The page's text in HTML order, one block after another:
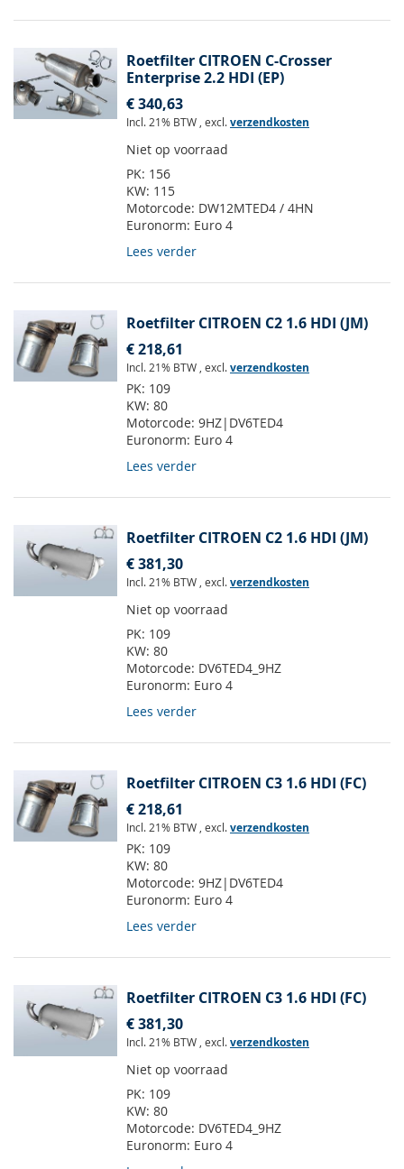
Roetfilter CITROEN C-Crosser
Enterprise 2.2 HDI (EP)
€ 340,63
Incl. 21% BTW , excl.verzendkosten
Niet op voorraad
PK: 156
KW: 115
Motorcode: DW12MTED4 / 4HN
Euronorm: Euro 4
Lees verder
Roetfilter CITROEN C2 1.6 HDI (JM)
€ 218,61
Incl. 21% BTW , excl.verzendkosten
PK: 109
KW: 80
Motorcode: 9HZ|DV6TED4
Euronorm: Euro 4
Lees verder
Roetfilter CITROEN C2 1.6 HDI (JM)
€ 381,30
Incl. 21% BTW , excl.verzendkosten
Niet op voorraad
PK: 109
KW: 80
Motorcode: DV6TED4_9HZ
Euronorm: Euro 4
Lees verder
Roetfilter CITROEN C3 1.6 HDI (FC)
€ 218,61
Incl. 21% BTW , excl.verzendkosten
PK: 109
KW: 80
Motorcode: 9HZ|DV6TED4
Euronorm: Euro 4
Lees verder
Roetfilter CITROEN C3 1.6 HDI (FC)
€ 381,30
Incl. 21% BTW , excl.verzendkosten
Niet op voorraad
PK: 109
KW: 80
Motorcode: DV6TED4_9HZ
Euronorm: Euro 4